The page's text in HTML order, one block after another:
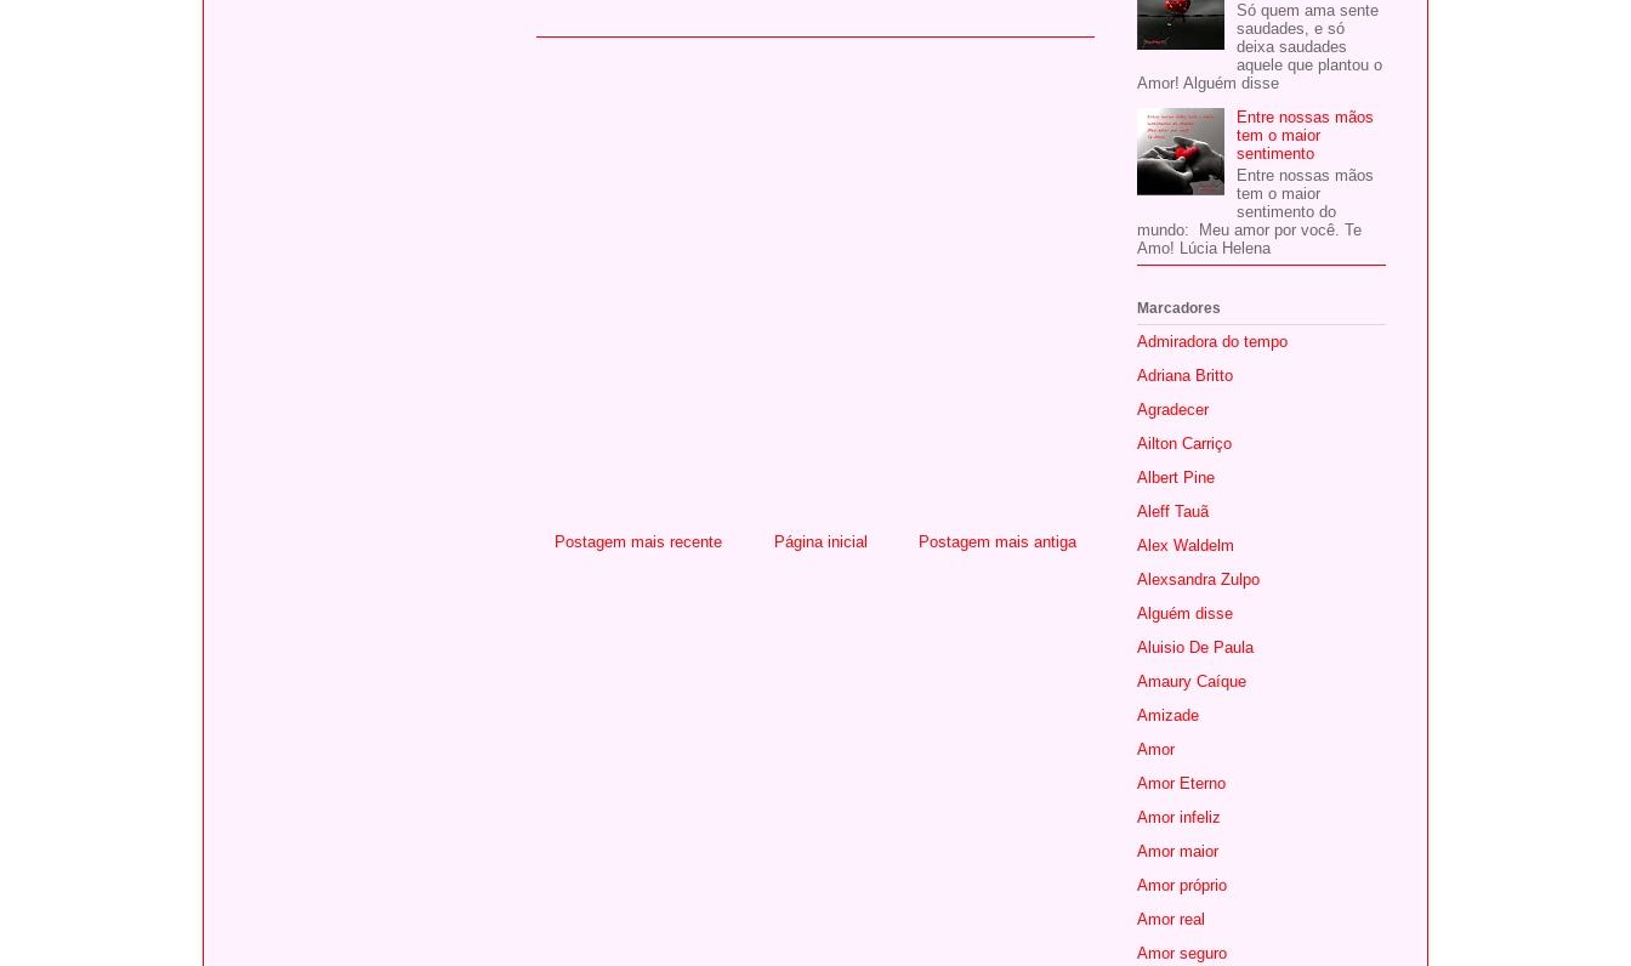
Postagem mais recente Postagem mais antiga
Página inicial
Só quem ama sente
saudades, e só
deixa saudades
aquele que plantou o
Amor! Alguém disse
Entre nossas mãos
tem o maior
sentimento
Entre nossas mãos
tem o maior
sentimento do
mundo: Meu amor por você. Te
Amo! Lúcia Helena
Marcadores
Admiradora do tempo
Adriana Britto
Agradecer
Ailton Carriço
Albert Pine
Aleff Tauã
Alex Waldelm
Alexsandra Zulpo
Alguém disse
Aluisio De Paula
Amaury Caíque
Amizade
Amor
Amor Eterno
Amor infeliz
Amor maior
Amor próprio
Amor real
Amor seguro